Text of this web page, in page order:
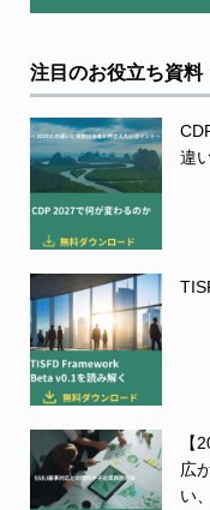
注目のお役立ち資料
違
【
広
い